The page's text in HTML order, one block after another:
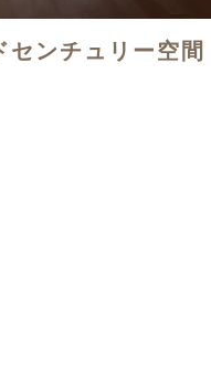
センチュリー空間